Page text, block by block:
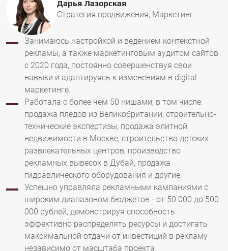
Дарья Лазорская
Стратегия продвижения, Маркетинг
Занимаюсь настройкой и ведением контекстной
рекламы, а также маркетинговым аудитом сайтов
с 2020 года, постоянно совершенствуя свои
навыки и адаптируясь к изменениям в digital-
маркетинге.
Работала с более чем 50 нишами, в том числе:
продажа пледов из Великобритании, строительно-
технические экспертизы, продажа элитной
недвижимости в Москве, строительство детских
развлекательных центров, производство
рекламных вывесок в Дубай, продажа
гидравлического оборудования и другие.
Успешно управляла рекламными кампаниями с
широким диапазоном бюджетов - от 50 000 до 500
000 рублей, демонстрируя способность
эффективно распределять ресурсы и достигать
максимальной отдачи от инвестиций в рекламу
независимо от масштаба проекта.